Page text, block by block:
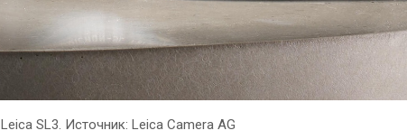
Leica SL3. Источник: Leica Camera AG